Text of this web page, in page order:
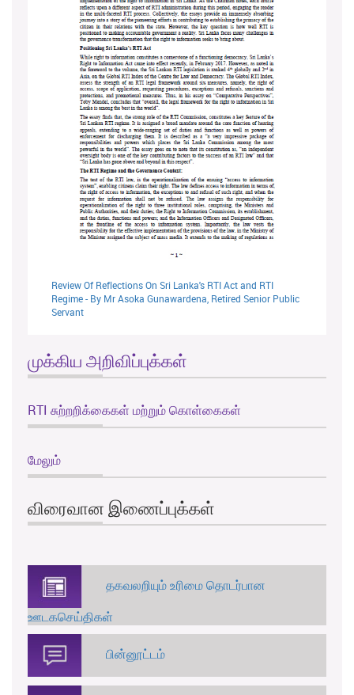
Review Of Reflections On Sri Lanka's RTI Act and RTI
Regime - By Mr Asoka Gunawardena, Retired Senior Public
Servant
முக்கிய அறிவிப்புக்கள்
RTI சுற்றறிக்கைகள் மற்றும் கொள்கைகள்
மேலும்
விரைவான இணைப்புக்கள்
தகவலறியும் உரிமை தொடர்பான
ஊடகசெய்திகள்
பின்னூட்டம்